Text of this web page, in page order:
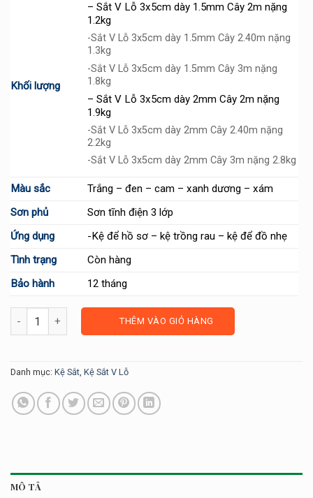
Khối lượng
– Sắt V Lỗ 3x5cm dày 1.5mm Cây 2m nặng
1.2kg
-Sắt V Lỗ 3x5cm dày 1.5mm Cây 2.40m nặng
1.3kg
-Sắt V Lỗ 3x5cm dày 1.5mm Cây 3m nặng
1.8kg
– Sắt V Lỗ 3x5cm dày 2mm Cây 2m nặng
1.9kg
-Sắt V Lỗ 3x5cm dày 2mm Cây 2.40m nặng
2.2kg
-Sắt V Lỗ 3x5cm dày 2mm Cây 3m nặng 2.8kg
Màu sắc
Trắng – đen – cam – xanh dương – xám
Sơn phủ
Sơn tĩnh điện 3 lớp
Ứng dụng
-Kệ để hồ sơ – kệ trồng rau – kệ để đồ nhẹ
Tình trạng
Còn hàng
Bảo hành
12 tháng
Sắt V Lỗ V3x5 số lượng
THÊM VÀO GIỎ HÀNG
Danh mục: Kệ Sắt, Kệ Sắt V Lỗ
MÔ TẢ